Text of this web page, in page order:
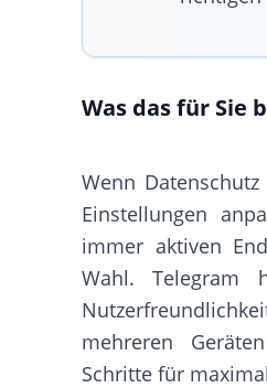
Was das für Sie
Wenn
Einstellungen
immer aktiven
Wahl. Telegram
mehreren
Schritte für